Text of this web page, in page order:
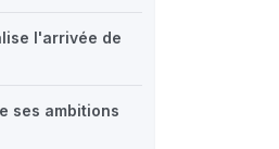
l'arrivée de
ses ambitions